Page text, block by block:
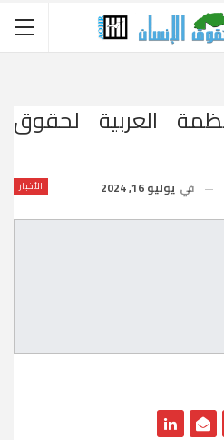
العربية لحقوق
الأخبار في يوليو 16, 2024